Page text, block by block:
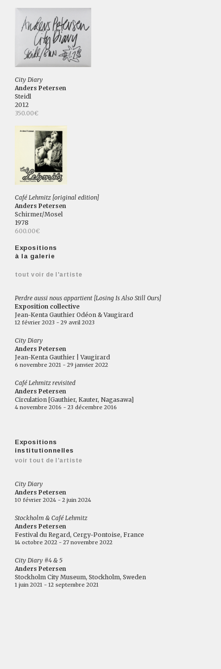
City Diary
Anders Petersen
Steidl
2012
350.00€
Café Lehmitz [original edition]
Anders Petersen
Schirmer/Mosel
1978
600.00€
Expositions
à la galerie
tout voir de l'artiste
Perdre aussi nous appartient [Losing Is Also Still Ours]
Exposition collective
Jean-Kenta Gauthier Odéon & Vaugirard
12 février 2023 - 29 avril 2023
City Diary
Anders Petersen
Jean-Kenta Gauthier | Vaugirard
6 novembre 2021 - 29 janvier 2022
Café Lehmitz revisited
Anders Petersen
Circulation [Gauthier, Kauter, Nagasawa]
4 novembre 2016 - 23 décembre 2016
Expositions
institutionnelles
voir tout de l'artiste
City Diary
Anders Petersen
10 février 2024 - 2 juin 2024
Stockholm & Café Lehmitz
Anders Petersen
Festival du Regard, Cergy-Pontoise, France
14 octobre 2022 - 27 novembre 2022
City Diary #4 & 5
Anders Petersen
Stockholm City Museum, Stockholm, Sweden
1 juin 2021 - 12 septembre 2021